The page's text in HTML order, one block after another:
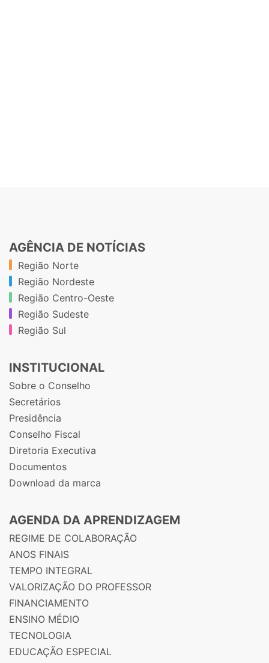
AGÊNCIA DE NOTÍCIAS
Região Norte
Região Nordeste
Região Centro-Oeste
Região Sudeste
Região Sul
INSTITUCIONAL
Sobre o Conselho
Secretários
Presidência
Conselho Fiscal
Diretoria Executiva
Documentos
Download da marca
AGENDA DA APRENDIZAGEM
REGIME DE COLABORAÇÃO
ANOS FINAIS
TEMPO INTEGRAL
VALORIZAÇÃO DO PROFESSOR
FINANCIAMENTO
ENSINO MÉDIO
TECNOLOGIA
EDUCAÇÃO ESPECIAL